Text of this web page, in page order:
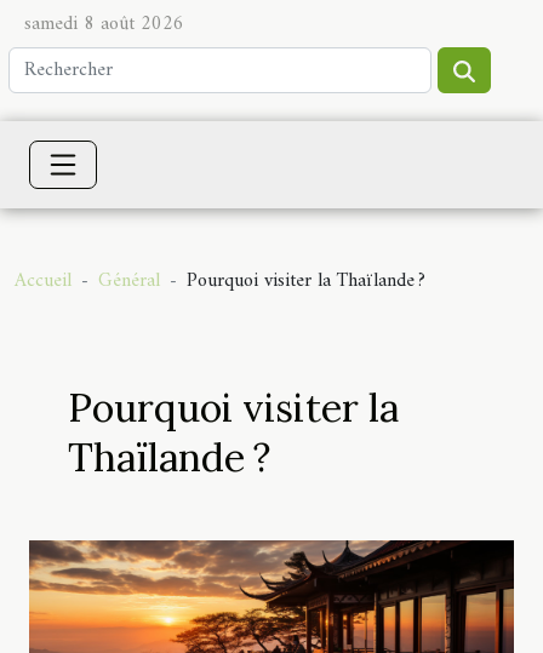
samedi 8 août 2026
Accueil Général Pourquoi visiter la Thaïlande ?
Pourquoi visiter la
Thaïlande ?